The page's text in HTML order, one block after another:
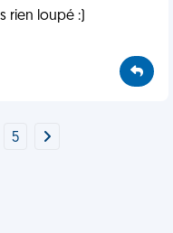
rien loupé :)
5